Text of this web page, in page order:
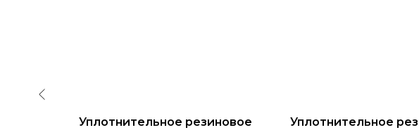
Уплотнительное резиновое
Уплотнительное